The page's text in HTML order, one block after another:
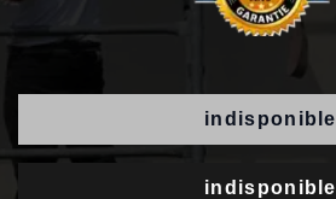
indisponible
indisponible